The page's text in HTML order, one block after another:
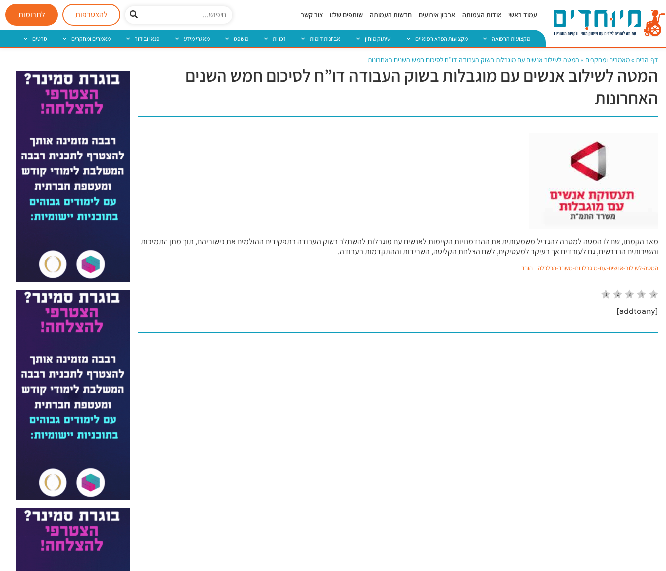
עמוד ראשי אודות העמותה ארכיון אירועים חדשות העמותה שותפים שלנו צור קשר להצטרפות לתרומות
מקצועות הרפואה מקצועות הפרא רפואיים שיתוק מוחין אבחנות דומות זכויות משפט מאגרי מידע פנאי ובידור מאמרים ומחקרים סרטים
דף הבית »מאמרים ומחקרים » המטה לשילוב אנשים עם מוגבלות בשוק העבודה דו”ח לסיכום חמש השנים האחרונות
המטה לשילוב אנשים עם מוגבלות בשוק העבודה דו”ח לסיכום חמש השנים
האחרונות
מאז הקמתו, שם לו המטה למטרה להגדיל משמעותית את ההזדמנויות הקיימות לאנשים עם מוגבלות להשתלב בשוק העבודה בתפקידים ההולמים את כישוריהם, תוך מתן התמיכות
והשירותים הנדרשים, גם לעובדים אך בעיקר למעסיקים, לשם הצלחת הקליטה, השרידות וההתקדמות בעבודה.
המטה-לשילוב-אנשים-עם-מוגבלויות-משרד-הכלכלה הורד
[addtoany]